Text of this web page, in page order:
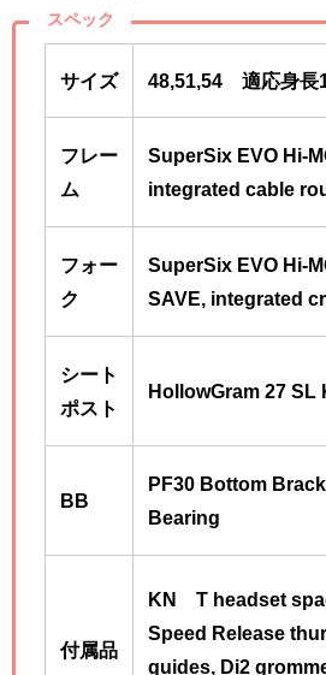
スペック
サイズ 48,51,54 適応身長
フレー
ム
SuperSix EVO Hi-
integrated cable
フォー
ク
SuperSix EVO Hi-
SAVE, integrated
シート
ポスト
HollowGram 27
BB
PF30 Bottom
Bearing
付属品
KNØT headset
Speed Release
guides, Di2